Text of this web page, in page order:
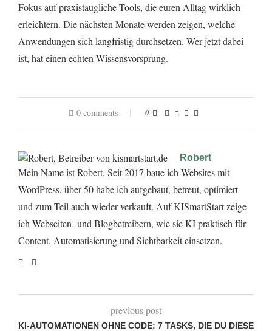
Fokus auf praxistaugliche Tools, die euren Alltag wirklich
erleichtern. Die nächsten Monate werden zeigen, welche
Anwendungen sich langfristig durchsetzen. Wer jetzt dabei
ist, hat einen echten Wissensvorsprung.
0 comments 0
Robert
Mein Name ist Robert. Seit 2017 baue ich Websites mit
WordPress, über 50 habe ich aufgebaut, betreut, optimiert
und zum Teil auch wieder verkauft. Auf KISmartStart zeige
ich Webseiten- und Blogbetreibern, wie sie KI praktisch für
Content, Automatisierung und Sichtbarkeit einsetzen.
previous post
KI-AUTOMATIONEN OHNE CODE: 7 TASKS, DIE DU DIESE